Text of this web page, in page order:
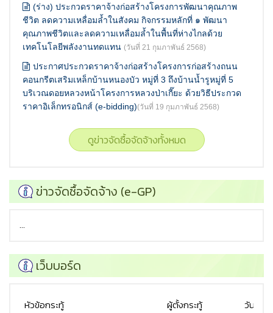
(ร่าง) ประกวดราคาจ้างก่อสร้างโครงการพัฒนาคุณภาพ
ชีวิต ลดความเหลื่อมล้ำในสังคม กิจกรรมหลักที่ ๑ พัฒนา
คุณภาพชีวิตและลดความเหลื่อมล้ำในพื้นที่ห่างไกลด้วย
เทคโนโลยีพลังงานทดแทน (วันที่ 21 กุมภาพันธ์ 2568)
ประกาศประกวดราคาจ้างก่อสร้างโครงการก่อสร้างถนน
คอนกรีตเสริมเหล็กบ้านหนองบัว หมู่ที่ 3 ถึงบ้านน้ำรูหมู่ที่ 5
บริเวณดอยหลวงหน้าโครงการหลวงป่าเกี๊ยะ ด้วยวิธีประกวด
ราคาอิเล็กทรอนิกส์ (e-bidding)(วันที่ 19 กุมภาพันธ์ 2568)
ดูข่าวจัดซื้อจัดจ้างทั้งหมด
ข่าวจัดซื้อจัดจ้าง (e-GP)
...
เว็บบอร์ด
หัวข้อกระทู้ ผู้ตั้งกระทู้ วันที่ต้ัง